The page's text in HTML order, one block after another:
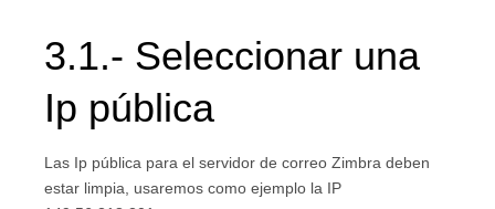
3.1.- Seleccionar una
Ip pública
Las Ip pública para el servidor de correo Zimbra deben
estar limpia, usaremos como ejemplo la IP